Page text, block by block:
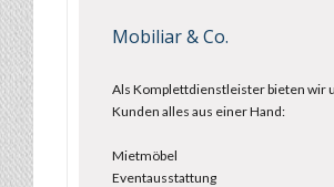
Mobiliar & Co.
Als Komplettdienstleister bieten wir
Kunden alles aus einer Hand:
Mietmöbel
Eventausstattung